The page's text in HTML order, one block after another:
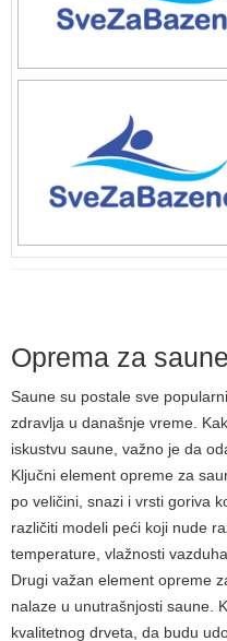
Oprema za saune
Saune su postale sve
zdravlja u današnje vreme.
iskustvu saune, važno je da
Ključni element opreme za
po veličini, snazi i vrsti goriva
različiti modeli peći koji nude
temperature, vlažnosti
Drugi važan element opreme
nalaze u unutrašnjosti saune.
kvalitetnog drveta, da budu